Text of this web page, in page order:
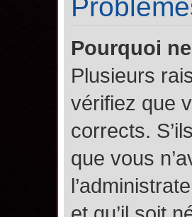
Pourquoi
Plusieurs
vérifiez que
corrects.
que vous